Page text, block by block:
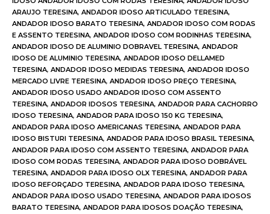
ARAUJO TERESINA, ANDADOR IDOSO ARTICULADO TERESINA,
ANDADOR IDOSO BARATO TERESINA, ANDADOR IDOSO COM RODAS
E ASSENTO TERESINA, ANDADOR IDOSO COM RODINHAS TERESINA,
ANDADOR IDOSO DE ALUMINIO DOBRAVEL TERESINA, ANDADOR
IDOSO DE ALUMINIO TERESINA, ANDADOR IDOSO DELLAMED
TERESINA, ANDADOR IDOSO MEDIDAS TERESINA, ANDADOR IDOSO
MERCADO LIVRE TERESINA, ANDADOR IDOSO PREÇO TERESINA,
ANDADOR IDOSO USADO ANDADOR IDOSO COM ASSENTO
TERESINA, ANDADOR IDOSOS TERESINA, ANDADOR PARA CACHORRO
IDOSO TERESINA, ANDADOR PARA IDOSO 150 KG TERESINA,
ANDADOR PARA IDOSO AMERICANAS TERESINA, ANDADOR PARA
IDOSO BISTURI TERESINA, ANDADOR PARA IDOSO BRASIL TERESINA,
ANDADOR PARA IDOSO COM ASSENTO TERESINA, ANDADOR PARA
IDOSO COM RODAS TERESINA, ANDADOR PARA IDOSO DOBRÁVEL
TERESINA, ANDADOR PARA IDOSO OLX TERESINA, ANDADOR PARA
IDOSO REFORÇADO TERESINA, ANDADOR PARA IDOSO TERESINA,
ANDADOR PARA IDOSO USADO TERESINA, ANDADOR PARA IDOSOS
BARATO TERESINA, ANDADOR PARA IDOSOS DOAÇÃO TERESINA,